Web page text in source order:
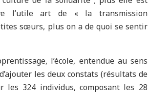
l’utile art de « la transmission
sœurs, plus on a de quoi se sentir
l’école, entendue au sens
les deux constats (résultats de
les 324 individus, composant les 28